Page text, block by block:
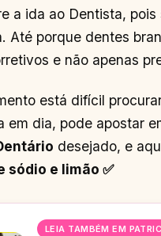
a ida ao Dentista,
Até porque dentes
e não apenas
está difícil
em dia, pode apostar
desejado, e
sódio e limão ✅
LEIA TAMBÉM EM